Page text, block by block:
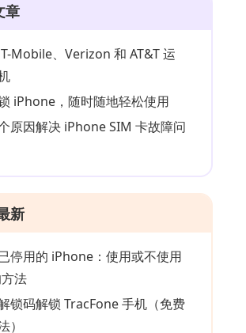
章
Mobile、Verizon 和 AT&T 运
iPhone，随时随地轻松使用
原因解决 iPhone SIM 卡故障问
新
停用的 iPhone：使用或不使用
法
锁码解锁 TracFone 手机（免费
）